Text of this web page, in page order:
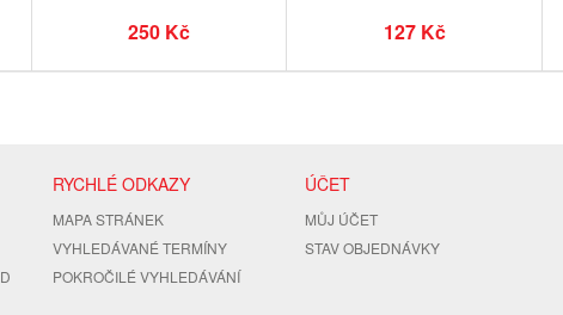
250 Kč 127 Kč
RYCHLÉ ODKAZY
MAPA STRÁNEK
VYHLEDÁVANÉ TERMÍNY
POKROČILÉ VYHLEDÁVÁNÍ
ÚČET
MŮJ ÚČET
STAV OBJEDNÁVKY